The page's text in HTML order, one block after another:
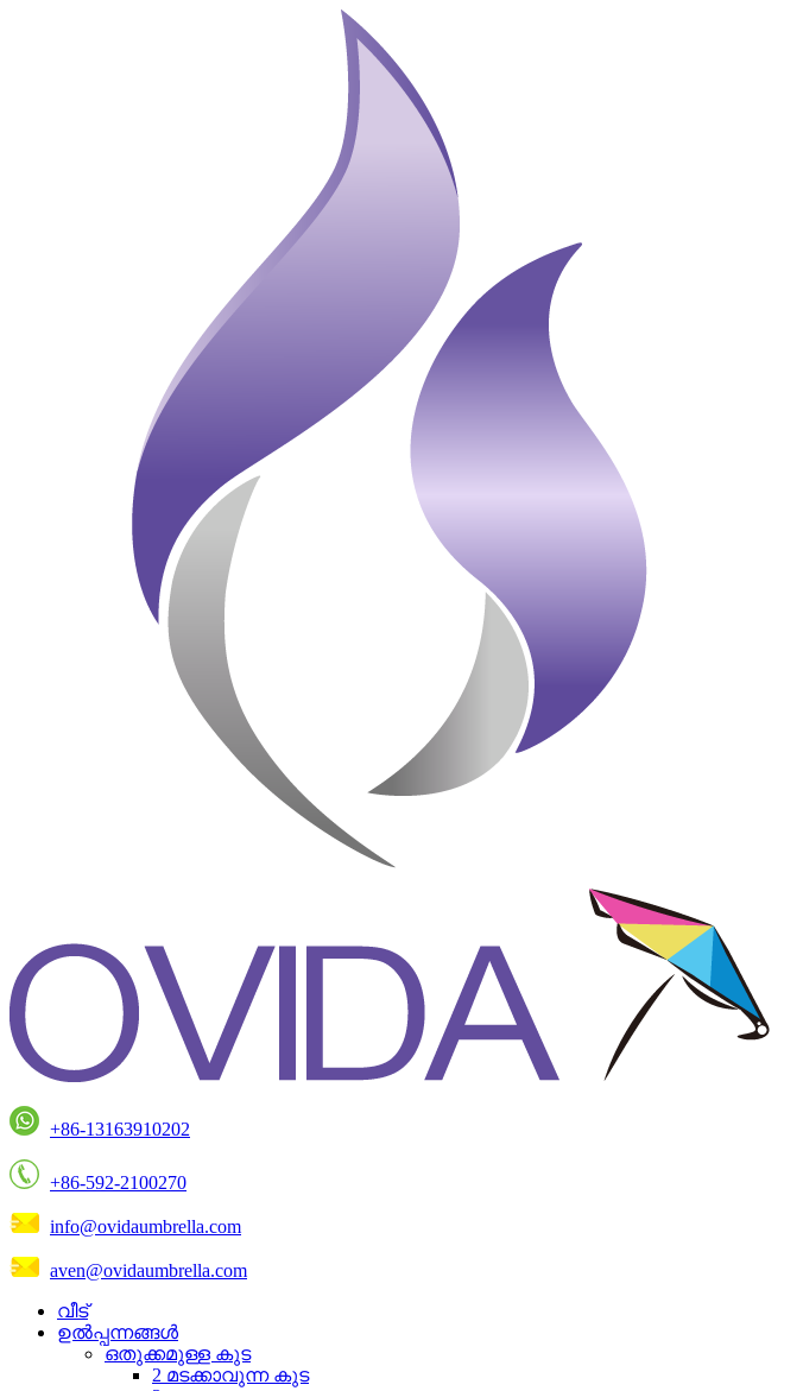
+86-13163910202
+86-592-2100270
info@ovidaumbrella.com
aven@ovidaumbrella.com
വീട്
ഉൽപ്പന്നങ്ങൾ
ഒതുക്കമുള്ള കുട
2 മടക്കാവുന്ന കുട